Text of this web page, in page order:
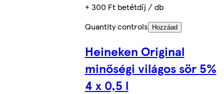
+ 300 Ft betétdíj / db
Quantity controls
Hozzáad
Heineken Original
minőségi világos sör 5%
4 x 0,5 l